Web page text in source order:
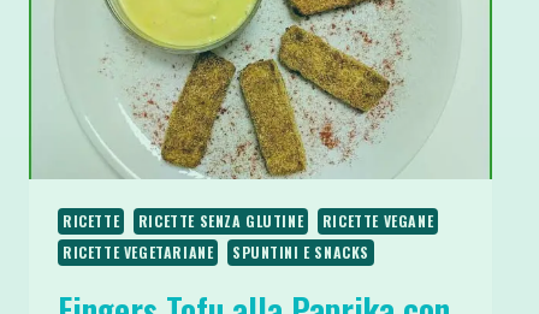
RICETTE RICETTE SENZA GLUTINE
RICETTE VEGANE
RICETTE VEGETARIANE
SPUNTINI E SNACKS